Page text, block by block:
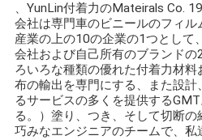
、YunLin付着力のMateirals Co.
会社は専門車のビニールのフィ
産業の上の10の企業の1つとして
会社および自己所有のブランド
ろいろな種類の優れた付着力材
布の輸出を専門にする、また設
るサービスの多くを提供する
る。）塗り、つき、そして切断
巧みなエンジニアのチームで、私